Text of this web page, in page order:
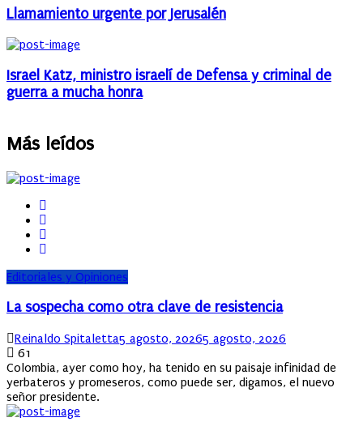
Llamamiento urgente por Jerusalén
Israel Katz, ministro israelí de Defensa y criminal de
guerra a mucha honra
Más leídos
Editoriales y Opiniones
La sospecha como otra clave de resistencia
Author
Reinaldo SpitalettaPosted
5 agosto, 20265 agosto, 2026
61
Colombia, ayer como hoy, ha tenido en su paisaje infinidad de
yerbateros y promeseros, como puede ser, digamos, el nuevo
señor presidente.